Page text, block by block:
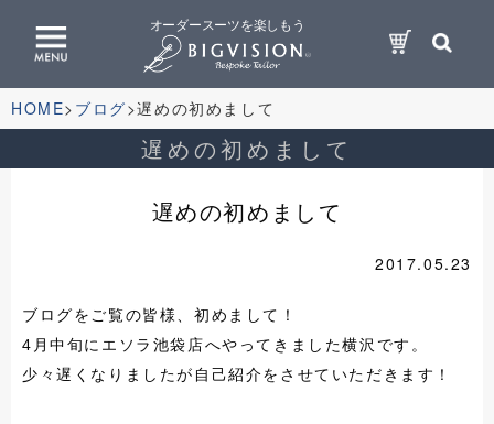
オーダースーツを楽しもう
HOME ブログ 遅めの初めまして
遅めの初めまして
遅めの初めまして
2017.05.23
ブログをご覧の皆様、初めまして！
4 月中旬にエソラ池袋店へやってきました横沢です。
少々遅くなりましたが自己紹介をさせていただきます！